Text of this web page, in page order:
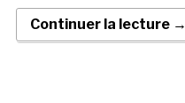
Continuer la lecture →